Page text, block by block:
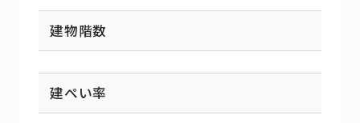
建物階数
建ぺい率